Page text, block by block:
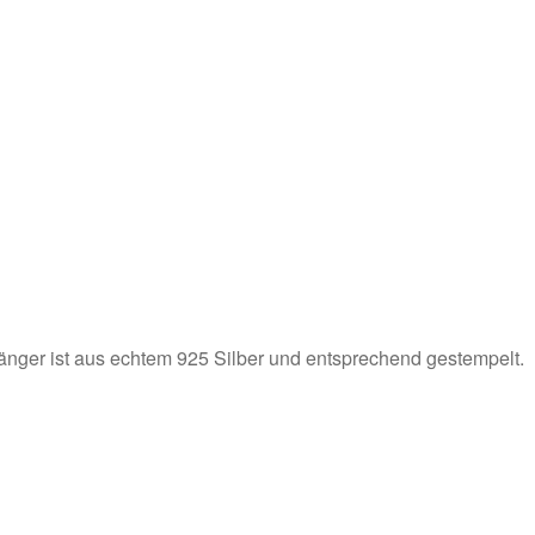
ist aus echtem 925 Silber und entsprechend gestempelt.